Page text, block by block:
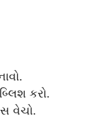
કરો.
વેચો.